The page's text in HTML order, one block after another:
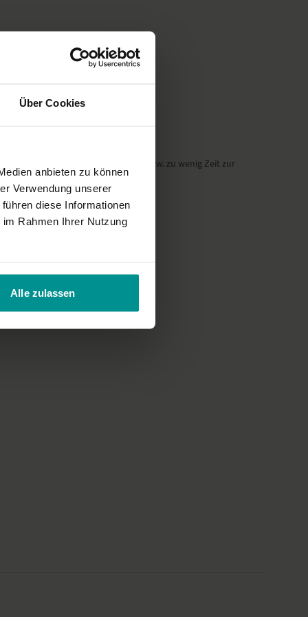
Über Cookies
anbieten zu können
Verwendung unserer
diese Informationen
Rahmen Ihrer Nutzung
Alle zulassen
bleiben soll und hatte zu viel bzw. zu wenig Zeit zur